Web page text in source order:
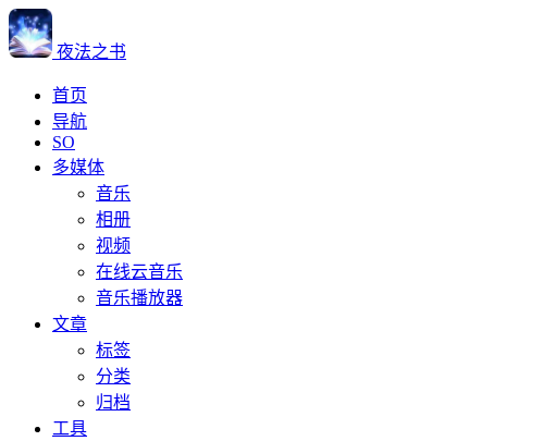
夜法之书
首页
导航
SO
多媒体
音乐
相册
视频
在线云音乐
音乐播放器
文章
标签
分类
归档
工具